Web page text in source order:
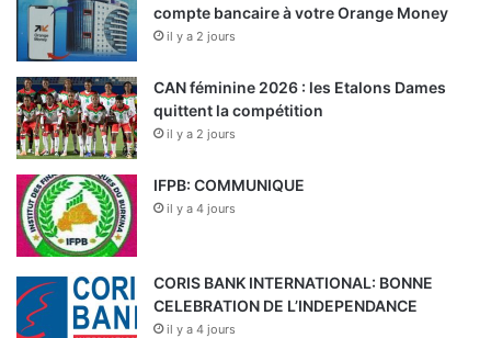
compte bancaire à votre Orange Money
il y a 2 jours
CAN féminine 2026 : les Etalons Dames
quittent la compétition
il y a 2 jours
IFPB: COMMUNIQUE
il y a 4 jours
CORIS BANK INTERNATIONAL: BONNE
CELEBRATION DE L’INDEPENDANCE
il y a 4 jours